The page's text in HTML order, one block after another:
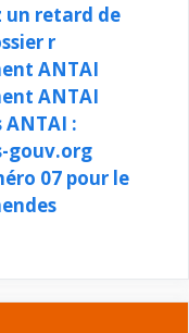
un retard de
r
ANTAI
ANTAI
ANTAI :
gouv.org
07 pour le